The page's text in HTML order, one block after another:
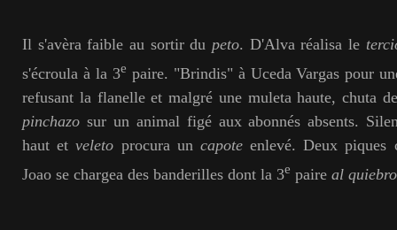
Il s'avèra faible au sortir du peto. D'Alva réalisa le
s'écroula à la 3e paire. "Brindis" à Uceda Vargas pour
refusant la flanelle et malgré une muleta haute, chuta
pinchazo sur un animal figé aux abonnés absents.
haut etveleto procura un capoteenlevé. Deux piques
Joao se chargea des banderilles dont la 3e paire al quiebro